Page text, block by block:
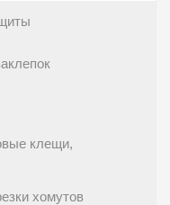
клещи,
хомутов